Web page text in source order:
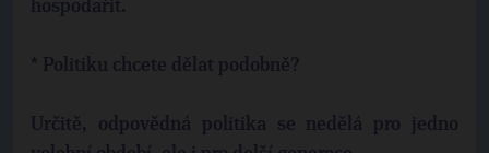
hospodařit.
* Politiku chcete dělat podobně?
Určitě, odpovědná politika se nedělá pro jedno